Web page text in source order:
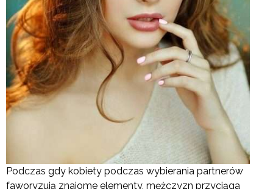
Podczas gdy kobiety podczas wybierania partnerów
faworyzują znajome elementy, mężczyzn przyciąga